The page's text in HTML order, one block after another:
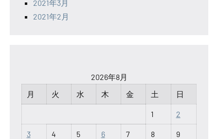
2021年3月
2021年2月
2026年8月
月
火 水 木 金 土 日
1 2
3 4 5 6 7 8 9